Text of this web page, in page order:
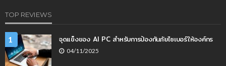
TOP REVIEWS
1 จุดแข็งของ AI PC สำหรับการป้องกันภัยไซเบอร์ให้องค์กร
04/11/2025